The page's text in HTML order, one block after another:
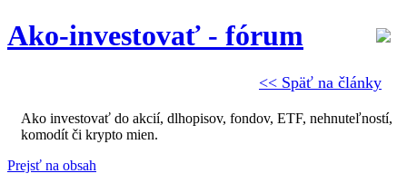
<< Späť na články
Ako-investovať - fórum
Ako investovať do akcií, dlhopisov, fondov, ETF, nehnuteľností,
komodít či krypto mien.
Prejsť na obsah